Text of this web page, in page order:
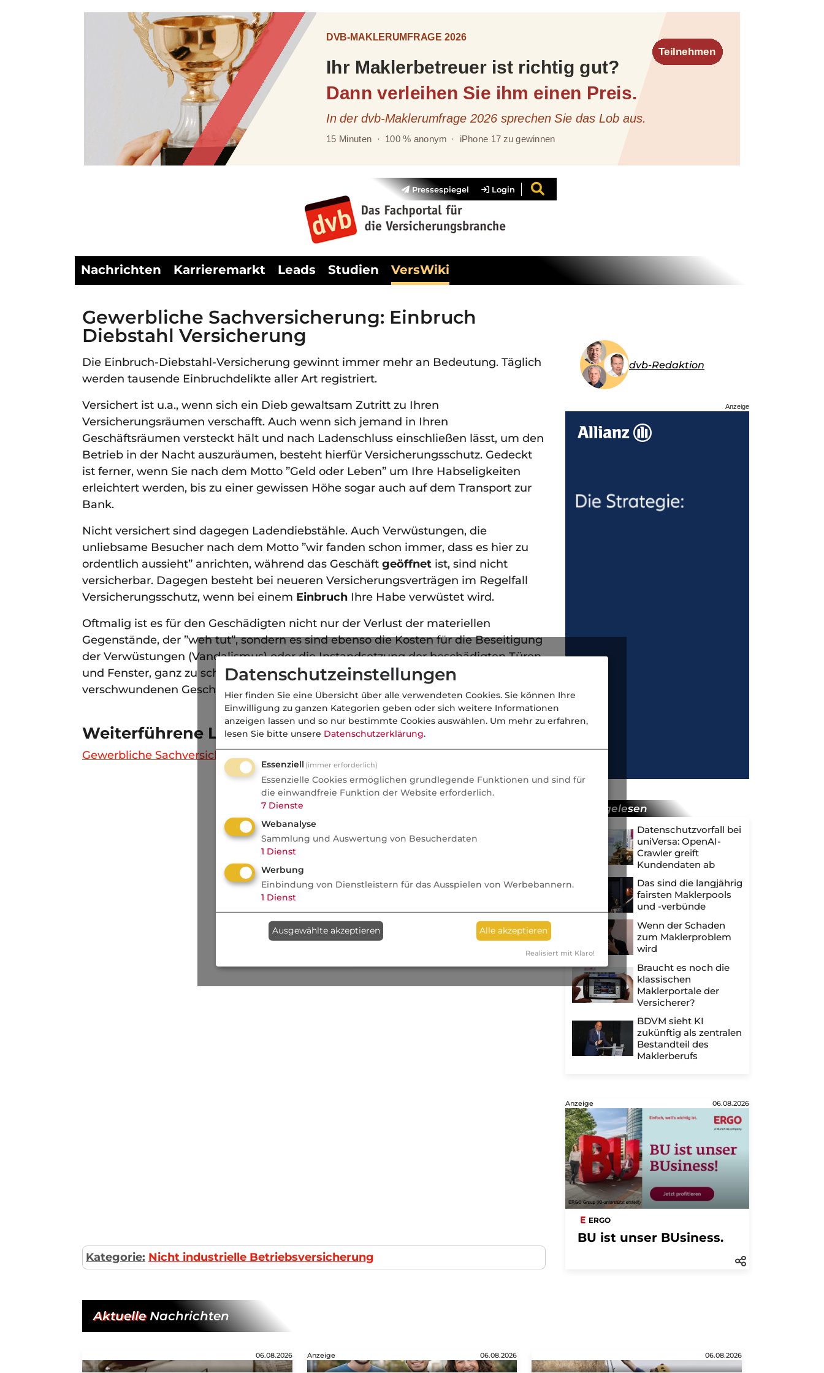
Pressespiegel Login
Nachrichten Karrieremarkt Leads Studien VersWiki
Gewerbliche Sachversicherung: Einbruch
Diebstahl Versicherung
Die Einbruch-Diebstahl-Versicherung gewinnt immer mehr an Bedeutung. Täglich
werden tausende Einbruchdelikte aller Art registriert.
Versichert ist u.a., wenn sich ein Dieb gewaltsam Zutritt zu Ihren
Versicherungsräumen verschafft. Auch wenn sich jemand in Ihren
Geschäftsräumen versteckt hält und nach Ladenschluss einschließen lässt, um den
Betrieb in der Nacht auszuräumen, besteht hierfür Versicherungsschutz. Gedeckt
ist ferner, wenn Sie nach dem Motto ”Geld oder Leben” um Ihre Habseligkeiten
erleichtert werden, bis zu einer gewissen Höhe sogar auch auf dem Transport zur
Bank.
Nicht versichert sind dagegen Ladendiebstähle. Auch Verwüstungen, die
unliebsame Besucher nach dem Motto ”wir fanden schon immer, dass es hier zu
ordentlich aussieht” anrichten, während das Geschäft geöffnet ist, sind nicht
versicherbar. Dagegen besteht bei neueren Versicherungsverträgen im Regelfall
Versicherungsschutz, wenn bei einem Einbruch Ihre Habe verwüstet wird.
Oftmalig ist es für den Geschädigten nicht nur der Verlust der materiellen
Gegenstände, der ”weh tut”, sondern es sind ebenso die Kosten für die Beseitigung
der Verwüstungen (Vandalismus) oder die Instandsetzung der beschädigten Türen
und Fenster, ganz zu schweigen von den Kosten der Wiederbeschaffung der
verschwundenen Geschäftspapiere, Aufzeichnungen und Software.
Weiterführene Links
Gewerbliche Sachversicherung: Versicherte Gefahren
Kategorie: Nicht industrielle Betriebsversicherung
dvb-Redaktion
Anzeige
meist gelesen
Datenschutzvorfall bei
uniVersa: OpenAI-
Crawler greift
Kundendaten ab
Das sind die langjährig
fairsten Maklerpools
und -verbünde
Wenn der Schaden
zum Maklerproblem
wird
Braucht es noch die
klassischen
Maklerportale der
Versicherer?
BDVM sieht KI
zukünftig als zentralen
Bestandteil des
Maklerberufs
Anzeige 06.08.2026
ERGO
BU ist unser BUsiness.
AktuelleNachrichten
06.08.2026 Anzeige 06.08.2026 06.08.2026
Datenschutzeinstellungen
Hier finden Sie eine Übersicht über alle verwendeten Cookies. Sie können Ihre
Einwilligung zu ganzen Kategorien geben oder sich weitere Informationen
anzeigen lassen und so nur bestimmte Cookies auswählen. Um mehr zu erfahren,
lesen Sie bitte unsere Datenschutzerklärung.
Essenziell (immer erforderlich)
Essenzielle Cookies ermöglichen grundlegende Funktionen und sind für
die einwandfreie Funktion der Website erforderlich.
7 Dienste
Webanalyse
Sammlung und Auswertung von Besucherdaten
1 Dienst
Werbung
Einbindung von Dienstleistern für das Ausspielen von Werbebannern.
1 Dienst
Ausgewählte akzeptieren Alle akzeptieren
Realisiert mit Klaro!